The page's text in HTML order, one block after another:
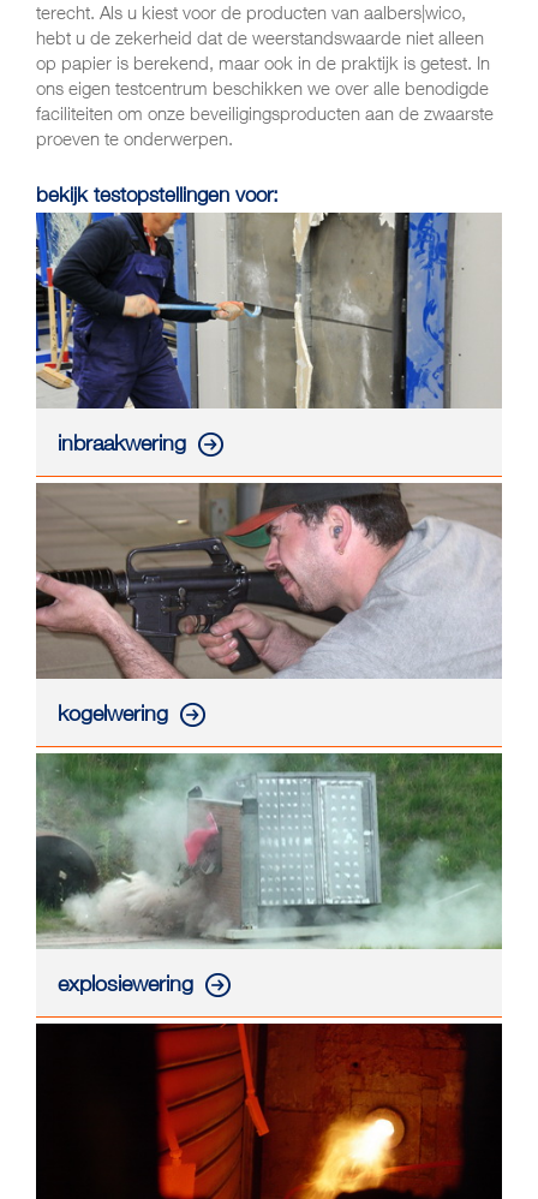
terecht. Als u kiest voor de producten van aalbers|wico,
hebt u de zekerheid dat de weerstandswaarde niet alleen
op papier is berekend, maar ook in de praktijk is getest. In
ons eigen testcentrum beschikken we over alle benodigde
faciliteiten om onze beveiligingsproducten aan de zwaarste
proeven te onderwerpen.
bekijk testopstellingen voor:
inbraakwering
kogelwering
explosiewering